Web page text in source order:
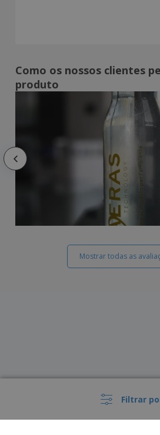
Filtrar
Como os nossos clientes
produto
Mostrar todas as